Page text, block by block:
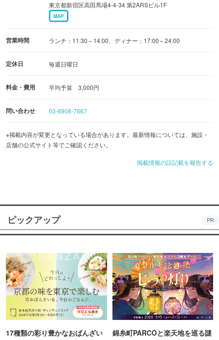
■ぐるなびを見た！でサービス■
ぐるなびを見た！と言って頂いたお客様に、生ビールorハ
イボール 一杯サービス致します！
本場の串カツをぜひご賞味ください☆
東京都新宿区高田馬場4-4-34 第2ARSビル1F
MAP
営業時間 ランチ：11:30～14:00、ディナー：17:00～24:00
定休日 毎週日曜日
料金・費用 平均予算 3,000円
問い合わせ 03-6908-7667
※掲載内容が変更となっている場合があります。最新情報については、施設・
店舗の公式サイト等でご確認ください。
掲載情報の誤記載を報告する
ピックアップ PR
17種類の彩り豊かなおばんざい
錦糸町PARCOと楽天地を巡る謎